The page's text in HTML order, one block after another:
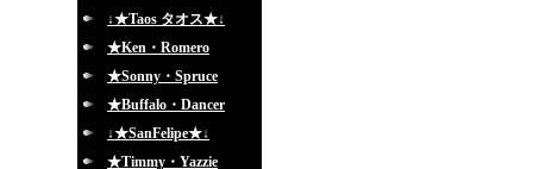
↓★Taos タオス★↓
★Ken・Romero
★Sonny・Spruce
★Buffalo・Dancer
↓★SanFelipe★↓
★Timmy・Yazzie